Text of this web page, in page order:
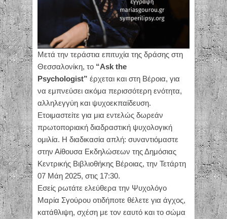
Μετά την τεράστια επιτυχία της δράσης στη
Θεσσαλονίκη, το “Ask the
Psychologist” έρχεται και στη Βέροια, για
να εμπνεύσει ακόμα περισσότερη ενότητα,
αλληλεγγύη και ψυχοεκπαίδευση.
Ετοιμαστείτε για μια εντελώς δωρεάν
πρωτοποριακή διαδραστική ψυχολογική
ομιλία. Η διαδικασία απλή: συναντιόμαστε
στην Αίθουσα Εκδηλώσεων της Δημόσιας
Κεντρικής Βιβλιοθήκης Βέροιας, την Τετάρτη
07 Μάη 2025, στις 17:30.
Εσείς ρωτάτε ελεύθερα την Ψυχολόγο
Μαρία Σγούρου οτιδήποτε θέλετε για άγχος,
κατάθλιψη, σχέση με τον εαυτό και το σώμα